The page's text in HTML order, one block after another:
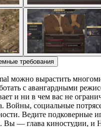
требования
можно вырастить
с авангардными
и ни в чем вас не
Войны, социальные
Ведите подковерные
Вы — глава киностудии, и